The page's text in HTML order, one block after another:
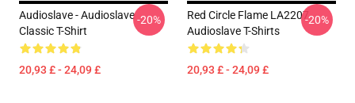
Audioslave - Audioslave
Classic T-Shirt
20,93 £ - 24,09 £
-20%
Red Circle Flame LA2207
Audioslave T-Shirts
20,93 £ - 24,09 £
-20%